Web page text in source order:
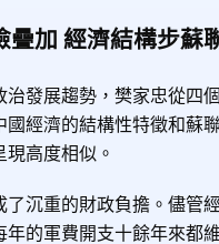
疊加 經濟結構步蘇
發展趨勢，樊家忠從四
國經濟的結構性特徵和蘇
高度相似。
了沉重的財政負擔。儘管
的軍費開支十餘年來都